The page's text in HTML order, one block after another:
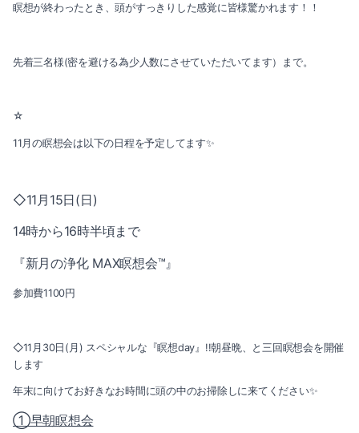
瞑想が終わったとき、頭がすっきりした感覚に皆様驚かれます！！
先着三名様(密を避ける為少人数にさせていただいてます）まで。
☆
11月の瞑想会は以下の日程を予定してます✨
◇11月15日(日)
14時から16時半頃まで
『新月の浄化 MAX瞑想会™️』
参加費1100円
◇11月30日(月) スペシャルな『瞑想day』!!朝昼晩、と三回瞑想会を開催
します
年末に向けてお好きなお時間に頭の中のお掃除しに来てください✨
①早朝瞑想会